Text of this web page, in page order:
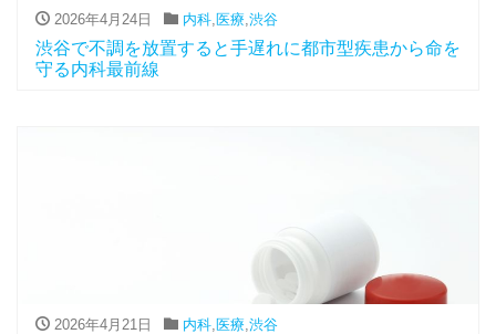
2026年4月24日 内科,医療,渋谷
渋谷で不調を放置すると手遅れに都市型疾患から命を
守る内科最前線
2026年4月21日 内科, 医療, 渋谷